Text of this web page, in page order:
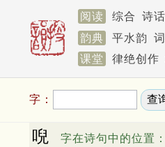
阅读 综合 诗话
韵典
平水韵
课堂
律绝创作
字：
唲 字在诗句中的位置：